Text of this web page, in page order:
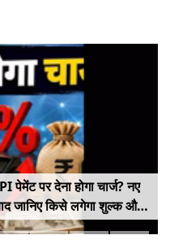
पेमेंट पर देना होगा चार्ज? नए
जानिए किसे लगेगा शुल्क और